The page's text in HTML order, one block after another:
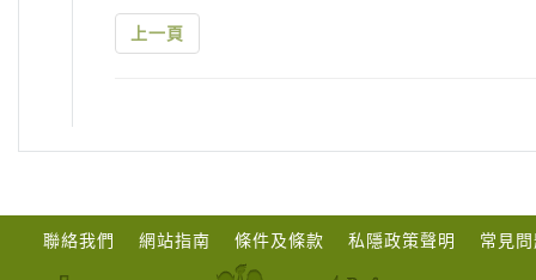
上一頁
聯絡我們 網站指南 條件及條款 私隱政策聲明 常見